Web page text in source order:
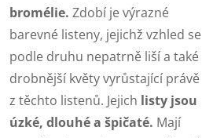
bromélie. Zdobí je výrazné
barevné listeny, jejichž vzhled se
podle druhu nepatrně liší a také
drobnější květy vyrůstající právě
z těchto listenů. Jejich listy jsou
úzké, dlouhé a špičaté. Mají